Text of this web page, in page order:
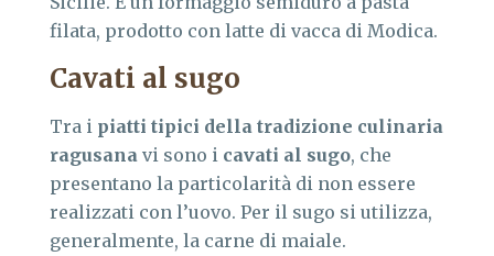
filata, prodotto con latte di vacca di Modica.
Cavati al sugo
Tra i piatti tipici della tradizione culinaria
ragusana vi sono i cavati al sugo, che
presentano la particolarità di non essere
realizzati con l’uovo. Per il sugo si utilizza,
generalmente, la carne di maiale.